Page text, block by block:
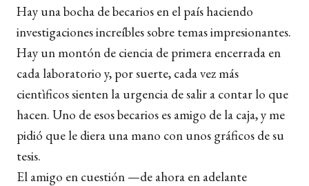
Hay una bocha de becarios en el país haciendo
investigaciones increíbles sobre temas impresionantes.
Hay un montón de ciencia de primera encerrada en
cada laboratorio y, por suerte, cada vez más
cientìficos sienten la urgencia de salir a contar lo que
hacen. Uno de esos becarios es amigo de la caja, y me
pidió que le diera una mano con unos gráficos de su
tesis.
El amigo en cuestión —de ahora en adelante